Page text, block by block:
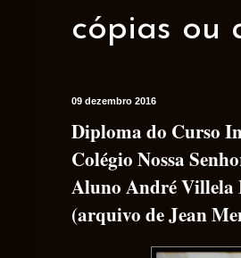
cópias ou
09 dezembro 2016
Diploma do Curso
Colégio Nossa
Aluno André Villela
(arquivo de Jean